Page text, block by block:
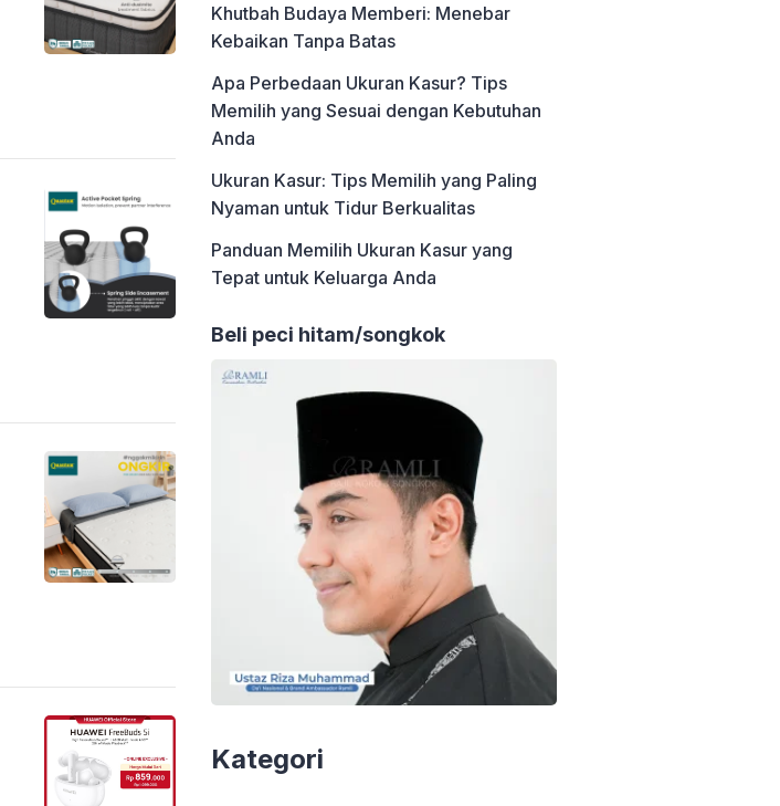
Khutbah Budaya Memberi: Menebar
Kebaikan Tanpa Batas
Apa Perbedaan Ukuran Kasur? Tips
Memilih yang Sesuai dengan Kebutuhan
Anda
Ukuran Kasur: Tips Memilih yang Paling
Nyaman untuk Tidur Berkualitas
Panduan Memilih Ukuran Kasur yang
Tepat untuk Keluarga Anda
Beli peci hitam/songkok
Kategori